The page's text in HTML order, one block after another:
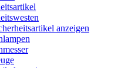
anzeigen